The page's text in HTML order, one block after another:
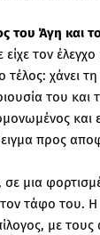
του Άγη και
τον
τέλος: χάνει
του και
και
προς
σε μια
τάφο του.
με